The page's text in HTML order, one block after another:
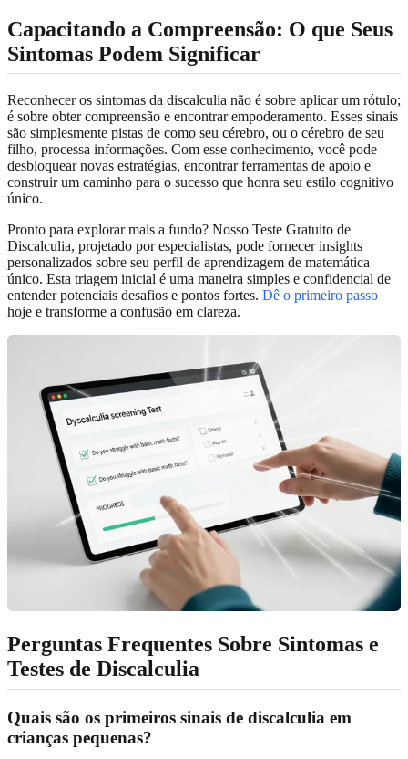
Capacitando a Compreensão: O que Seus
Sintomas Podem Significar
Reconhecer os sintomas da discalculia não é sobre aplicar um rótulo;
é sobre obter compreensão e encontrar empoderamento. Esses sinais
são simplesmente pistas de como seu cérebro, ou o cérebro de seu
filho, processa informações. Com esse conhecimento, você pode
desbloquear novas estratégias, encontrar ferramentas de apoio e
construir um caminho para o sucesso que honra seu estilo cognitivo
único.
Pronto para explorar mais a fundo? Nosso Teste Gratuito de
Discalculia, projetado por especialistas, pode fornecer insights
personalizados sobre seu perfil de aprendizagem de matemática
único. Esta triagem inicial é uma maneira simples e confidencial de
entender potenciais desafios e pontos fortes. Dê o primeiro passo
hoje e transforme a confusão em clareza.
Perguntas Frequentes Sobre Sintomas e
Testes de Discalculia
Quais são os primeiros sinais de discalculia em
crianças pequenas?